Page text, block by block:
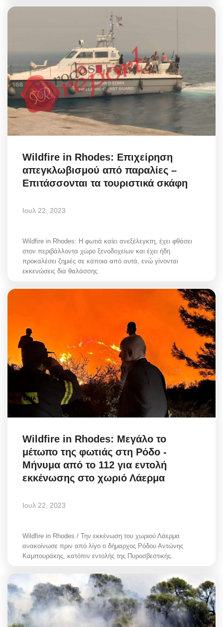
Wildfire in Rhodes: Επιχείρηση
απεγκλωβισμού από παραλίες –
Επιτάσσονται τα τουριστικά σκάφη
Ιουλ 22, 2023
Wildfire in Rhodes: Η φωτιά καίει ανεξέλεγκτη, έχει φθάσει
στον περιβάλλοντα χώρο ξενοδοχείων και έχει ήδη
προκαλέσει ζημιές σε κάποια από αυτά, ενώ γίνονται
εκκενώσεις δια θαλάσσης
Wildfire in Rhodes: Μεγάλο το
μέτωπο της φωτιάς στη Ρόδο -
Μήνυμα από το 112 για εντολή
εκκένωσης στο χωριό Λάερμα
Ιουλ 22, 2023
Wildfire in Rhodes / Την εκκένωση του χωριού Λάερμα
ανακοίνωσε πριν από λίγο ο δήμαρχος Ρόδου Αντώνης
Καμπουράκης, κατόπιν εντολής της Πυροσβεστικής.